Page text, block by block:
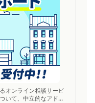
オンライン相談サービ
いて、中立的なアドバ